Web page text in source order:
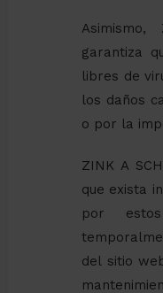
garantiza
libres de
los daños
o por la
ZINK A
que exista
por
del sitio